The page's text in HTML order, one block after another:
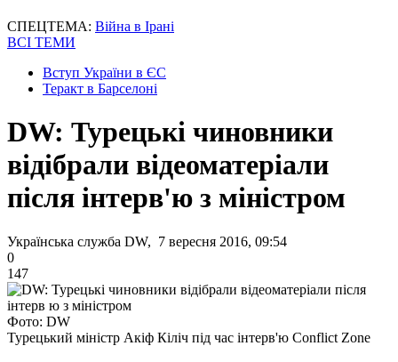
СПЕЦТЕМА: Війна в Ірані
ВСІ ТЕМИ
Вступ України в ЄС
Теракт в Барселоні
DW: Турецькі чиновники
відібрали відеоматеріали
після інтерв'ю з міністром
Українська служба DW, 7 вересня 2016, 09:54
0
147
Фото: DW
Турецький міністр Акіф Кіліч під час інтерв'ю Conflict Zone